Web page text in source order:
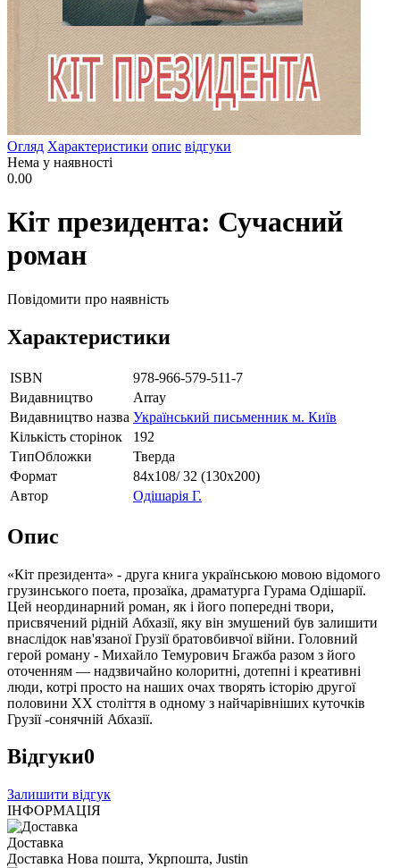
Огляд Характеристики опис відгуки
Нема у наявності
0.00
Кіт президента: Сучасний
роман
Повідомити про наявність
Характеристики
ISBN
978-966-579-511-7
Видавництво
Array
Видавництво назва Український письменник м. Київ
Кількість сторінок
192
ТипОбложки
Тверда
Формат
84х108/ 32 (130х200)
Автор
Одішарія Г.
Опис
«Кіт президента» - друга книга українською мовою відомого
грузинського поета, прозаїка, драматурга Гурама Одішарії.
Цей неординарний роман, як і його попередні твори,
присвячений рідній Абхазії, яку він змушений був залишити
внаслідок нав'язаної Грузії братовбивчої війни. Головний
герой роману - Михайло Темурович Бгажба разом з його
оточенням — надзвичайно колоритні, дотепні і креативні
люди, котрі просто на наших очах творять історію другої
половини XX століття в одному з найчарівніших куточків
Грузії -сонячній Абхазії.
Відгуки0
Залишити відгук
ІНФОРМАЦІЯ
Доставка
Доставка Нова пошта, Укрпошта, Justin